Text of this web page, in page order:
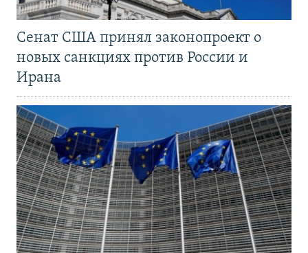
Сенат США принял законопроект о
новых санкциях против России и
Ирана